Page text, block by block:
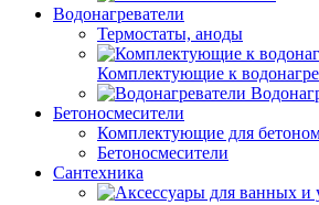
Водонагреватели
Термостаты, аноды
Комплектующие к
Бетоносмесители
Комплектующие для
Бетоносмесители
Сантехника